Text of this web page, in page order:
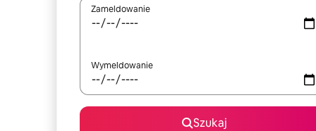
Zameldowanie
Wymeldowanie
Szukaj